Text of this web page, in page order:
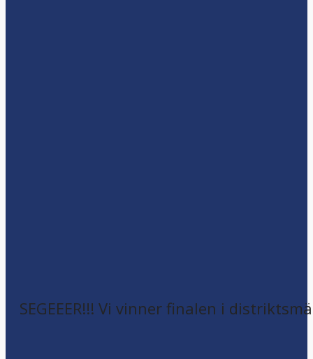
SEGEEER!!! Vi vinner finalen i